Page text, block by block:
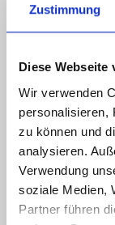
Zustimmung
Diese Webseite
Wir verwenden
personalisieren,
zu können und
analysieren.
Verwendung
soziale Medien,
Partner führen
Freitag 09:00 -
14:00 -
Samstag nur
UNSER
Kontakt
Impressum
Datenschutz
AGB
Batterieentsorgung